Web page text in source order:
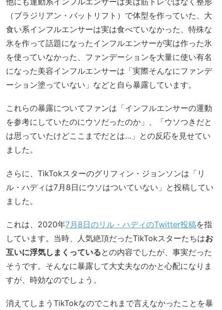
（ブラジリアン・バットリフト）で体型を作っていた、大
食い系インフルエンサーは実は食べていなかった、特殊な
氷を作って話題になったインフルエンサーが実は作った氷
を使っていなかった、ファンデーションを大量に使い有名
になった美容インフルエンサーは「実際そんなにファンデ
ーション塗っていない」などと自ら暴露しています。
これらの暴露についてファンは「インフルエンサーの運動
を参考にしていたのにウソだったのか」、「ウソつきだと
は思っていたけどここまでだとは…」との反応を見せてい
ました。
さらに、TikTokスターのグリフィン・ジョンソンは「リ
ル・ハディは7月8日にウソはついていない」と投稿してい
ました。
これは、2020年7月8日のリル・ハディのTwitter投稿を指
しています。当時、人気絶頂だったTikTokスターたちはお
互いに浮気しまくっているとの内容でしたが、事実だった
そうです。そんなに暴露して大丈夫なのかと心配になりま
すが、時効なのでしょう。
消えてしまうTikTokなのでこれまで言えなかったことを暴